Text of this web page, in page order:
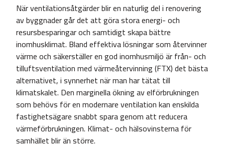
När ventilationsåtgärder blir en naturlig del i renovering
av byggnader går det att göra stora energi- och
resursbesparingar och samtidigt skapa bättre
inomhusklimat. Bland effektiva lösningar som återvinner
värme och säkerställer en god inomhusmiljö är från- och
tilluftsventilation med värmeåtervinning (FTX) det bästa
alternativet, i synnerhet när man har tätat till
klimatskalet. Den marginella ökning av elförbrukningen
som behövs för en modernare ventilation kan enskilda
fastighetsägare snabbt spara genom att reducera
värmeförbrukningen. Klimat- och hälsovinsterna för
samhället blir än större.